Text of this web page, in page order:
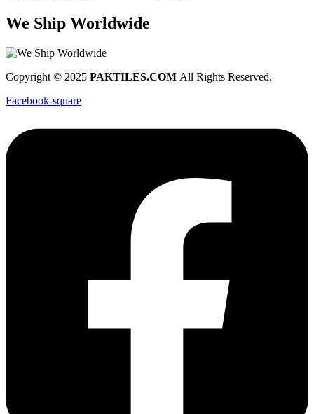
We Ship Worldwide
Copyright © 2025 PAKTILES.COM All Rights Reserved.
Facebook-square